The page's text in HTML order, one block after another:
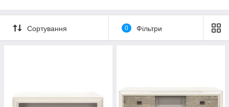
Сортування 0 Фільтри